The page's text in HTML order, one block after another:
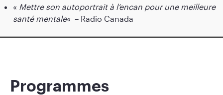
« Mettre son autoportrait à l’encan pour une meilleure
santé mentale« – Radio Canada
Programmes